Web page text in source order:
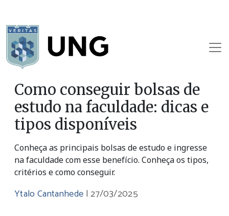
Como conseguir bolsas de
estudo na faculdade: dicas e
tipos disponíveis
Conheça as principais bolsas de estudo e ingresse
na faculdade com esse benefício. Conheça os tipos,
critérios e como conseguir.
Ytalo Cantanhede |27/03/2025